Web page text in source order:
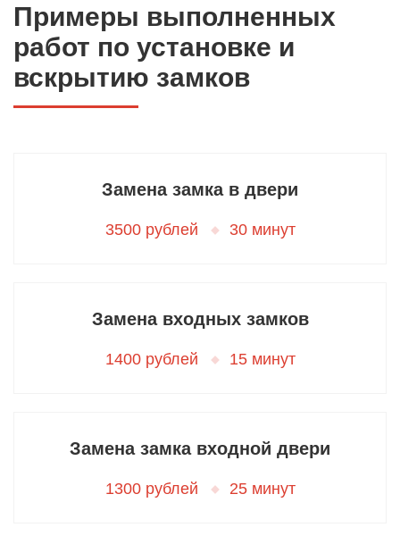
Примеры выполненных
работ по установке и
вскрытию замков
Замена замка в двери
3500 рублей 30 минут
Замена входных замков
1400 рублей 15 минут
Замена замка входной двери
1300 рублей 25 минут